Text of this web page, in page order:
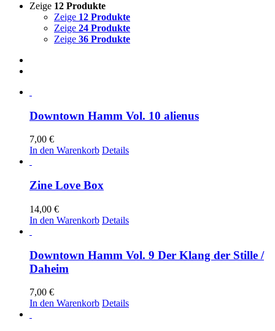
Zeige 12 Produkte
Zeige 12 Produkte
Zeige 24 Produkte
Zeige 36 Produkte
Downtown Hamm Vol. 10 alienus
7,00 €
In den Warenkorb Details
Zine Love Box
14,00 €
In den Warenkorb Details
Downtown Hamm Vol. 9 Der Klang der Stille /
Daheim
7,00 €
In den Warenkorb Details